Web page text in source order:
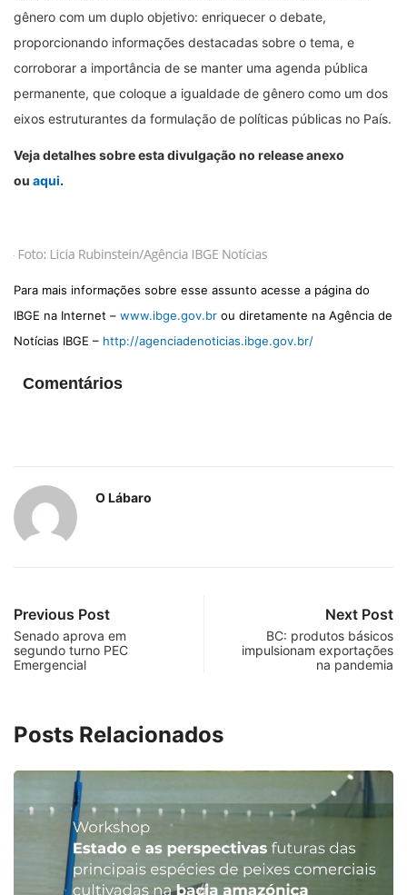
gênero com um duplo objetivo: enriquecer o debate,
proporcionando informações destacadas sobre o tema, e
corroborar a importância de se manter uma agenda pública
permanente, que coloque a igualdade de gênero como um dos
eixos estruturantes da formulação de políticas públicas no País.
Veja detalhes sobre esta divulgação no release anexo
ou aqui.
Para mais informações sobre esse assunto acesse a página do
IBGE na Internet – www.ibge.gov.br ou diretamente na Agência de
Notícias IBGE – http://agenciadenoticias.ibge.gov.br/
Comentários
O Lábaro
Previous Post
Senado aprova em
segundo turno PEC
Emergencial
Next Post
BC: produtos básicos
impulsionam exportações
na pandemia
Posts Relacionados